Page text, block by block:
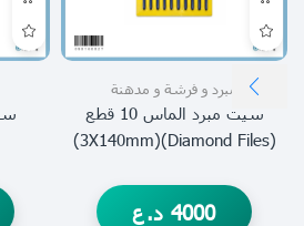
مبرد و فرشة و مدهنة
سيت مبرد الماس 10 قطع
(Diamond Files)(3X140mm)
4000 د.ع